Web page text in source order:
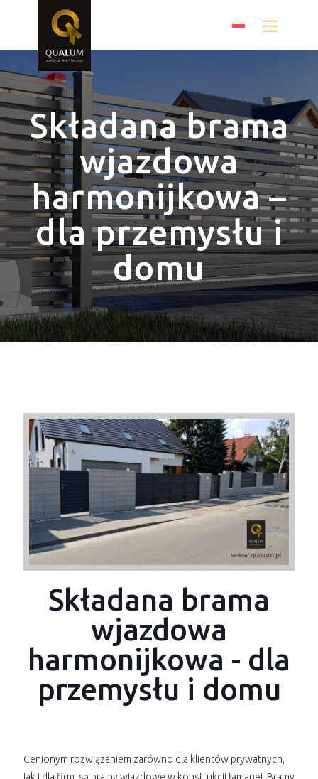
Składana brama
wjazdowa
harmonijkowa –
dla przemysłu i
domu
Składana brama
wjazdowa
harmonijkowa - dla
przemysłu i domu
Cenionym rozwiązaniem zarówno dla klientów prywatnych,